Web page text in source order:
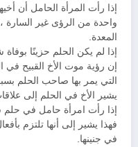
إذا رأت المرأة الحامل أن
واحدة من الرؤى غير السارة
المعدة.
إذا لم يكن الحلم حزينًا
إن رؤية موت الأخ القبيح في
التي يمر بها صاحب الحلم
يشير الأخ في الحلم إلى
إذا رأت امرأة حامل في حلم
فهذا يشير إلى أنها تلتزم
في جنينها.